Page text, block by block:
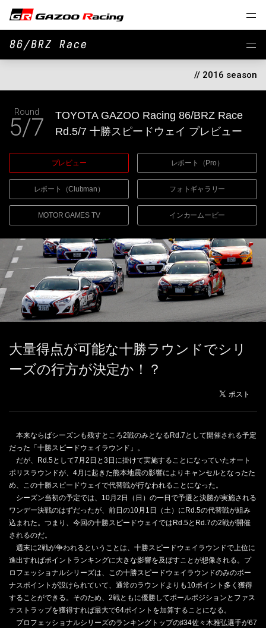
86/BRZ Race
// 2016 season
Round
5/7 TOYOTA GAZOO Racing 86/BRZ Race
Rd.5/7 十勝スピードウェイ プレビュー
プレビュー レポート（Pro）
レポート（Clubman） フォトギャラリー
MOTOR GAMES TV インカームービー
大量得点が可能な十勝ラウンドでシリ
ーズの行方が決定か！？
本来ならばシーズンも残すところ2戦のみとなるRd.7として開催される予定
だった「十勝スピードウェイラウンド」。
だが、Rd.5として7月2日と3日に掛けて実施することになっていたオート
ポリスラウンドが、4月に起きた熊本地震の影響によりキャンセルとなったた
め、この十勝スピードウェイで代替戦が行なわれることになった。
シーズン当初の予定では、10月2日（日）の一日で予選と決勝が実施される
ワンデー決戦のはずだったが、前日の10月1日（土）にRd.5の代替戦が組み
込まれた。つまり、今回の十勝スピードウェイではRd.5とRd.7の2戦が開催
されるのだ。
週末に2戦が争われるということは、十勝スピードウェイラウンドで上位に
進出すればポイントランキングに大きな影響を及ぼすことが想像される。プ
ロフェッショナルシリーズは、この十勝スピードウェイラウンドのみのボー
ナスポイントが設けられていて、通常のラウンドよりも10ポイント多く獲得
することができる。そのため、2戦ともに優勝してポールポジションとファス
テストラップを獲得すれば最大で64ポイントを加算することになる。
プロフェッショナルシリーズのランキングトップの♯34佐々木雅弘選手が67